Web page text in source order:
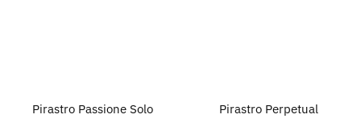
Pirastro Passione Solo Pirastro Perpetual